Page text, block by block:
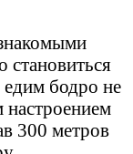
становиться
едим бодро не
настроением
300 метров